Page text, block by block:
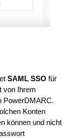
SAML SSO für
von Ihrem
PowerDMARC.
Konten
können und nicht